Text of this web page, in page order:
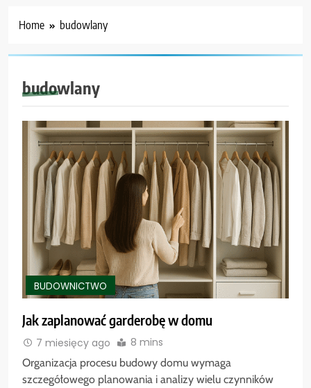
Home budowlany
budowlany
BUDOWNICTWO
Jak zaplanować garderobę w domu
7 miesięcy ago 8 mins
Organizacja procesu budowy domu wymaga
szczegółowego planowania i analizy wielu czynników